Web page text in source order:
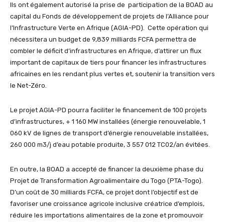
Ils ont également autorisé la prise de participation de la BOAD au
capital du Fonds de développement de projets de l’Alliance pour
l’Infrastructure Verte en Afrique (AGIA-PD). Cette opération qui
nécessitera un budget de 9,839 milliards FCFA permettra de
combler le déficit d’infrastructures en Afrique, d’attirer un flux
important de capitaux de tiers pour financer les infrastructures
africaines en les rendant plus vertes et, soutenir la transition vers
le Net-Zéro.
Le projet AGIA-PD pourra faciliter le financement de 100 projets
d’infrastructures, + 1 160 MW installées (énergie renouvelable, 1
060 kV de lignes de transport d’énergie renouvelable installées,
260 000 m3/j d’eau potable produite, 3 557 012 TC02/an évitées.
En outre, la BOAD a accepté de financer la deuxième phase du
Projet de Transformation Agroalimentaire du Togo (PTA-Togo).
D’un coût de 30 milliards FCFA, ce projet dont l’objectif est de
favoriser une croissance agricole inclusive créatrice d’emplois,
réduire les importations alimentaires de la zone et promouvoir